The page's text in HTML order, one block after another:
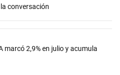
conversación
con más comentarios en los
"La inflación en CABA marcó
marcó 2,9% en julio y acumula